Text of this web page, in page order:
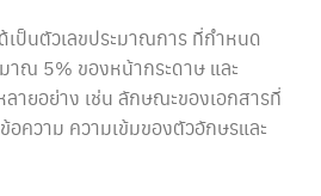
ป็นตัวเลขประมาณการ ที่กำหนด
าณ 5% ของหน้ากระดาษ และ
ายอย่าง เช่น ลักษณะของเอกสารที่
ความ ความเข้มของตัวอักษรและ